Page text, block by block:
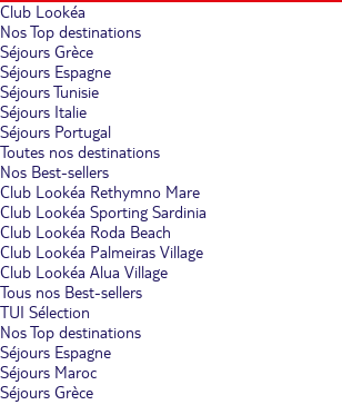
Club Lookéa
Nos Top destinations
Séjours Grèce
Séjours Espagne
Séjours Tunisie
Séjours Italie
Séjours Portugal
Toutes nos destinations
Nos Best-sellers
Club Lookéa Rethymno Mare
Club Lookéa Sporting Sardinia
Club Lookéa Roda Beach
Club Lookéa Palmeiras Village
Club Lookéa Alua Village
Tous nos Best-sellers
TUI Sélection
Nos Top destinations
Séjours Espagne
Séjours Maroc
Séjours Grèce